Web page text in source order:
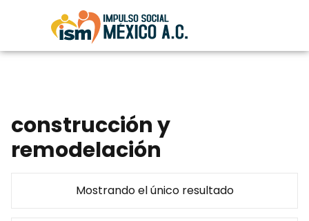
construcción y
remodelación
Mostrando el único resultado